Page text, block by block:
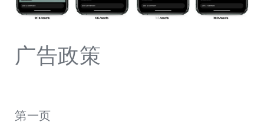
广告政策
第一页